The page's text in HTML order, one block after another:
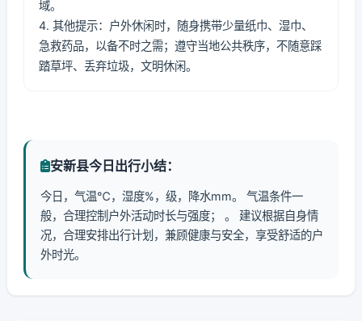
域。
4. 其他提示：户外休闲时，随身携带少量纸巾、湿巾、
急救药品，以备不时之需；遵守当地公共秩序，不随意踩
踏草坪、丢弃垃圾，文明休闲。
安新县今日出行小结：
今日，气温℃，湿度%，级，降水mm。 气温条件一
般，合理控制户外活动时长与强度； 。 建议根据自身情
况，合理安排出行计划，兼顾健康与安全，享受舒适的户
外时光。